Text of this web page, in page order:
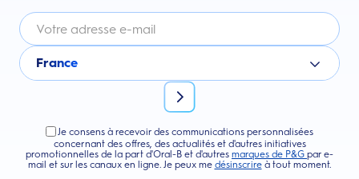
France
Je consens à recevoir des communications personnalisées
concernant des offres, des actualités et d'autres initiatives
promotionnelles de la part d'Oral-B et d'autres marques de P&G par e-
mail et sur les canaux en ligne. Je peux me désinscrireà tout moment.